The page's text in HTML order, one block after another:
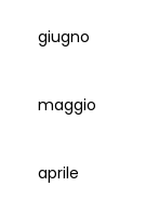
giugno
maggio
aprile